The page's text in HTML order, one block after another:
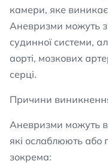
камери, яке виникає
Аневризми можуть
судинної системи,
аорті, мозкових
серці.
Причини
Аневризми можуть
які ослаблюють або
зокрема: